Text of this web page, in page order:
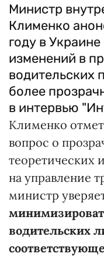
Министр
Клименко
году в
изменений в
водительских
более
в интервью
Клименко
вопрос о
теоретических
на управление
министр
водительских